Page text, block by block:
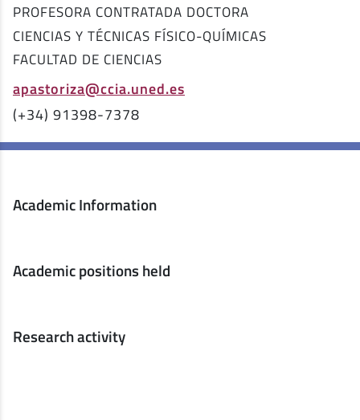
PROFESORA CONTRATADA DOCTORA
CIENCIAS Y TÉCNICAS FÍSICO-QUÍMICAS
FACULTAD DE CIENCIAS
apastoriza@ccia.uned.es
(+34) 91398-7378
Academic Information
Academic positions held
Research activity